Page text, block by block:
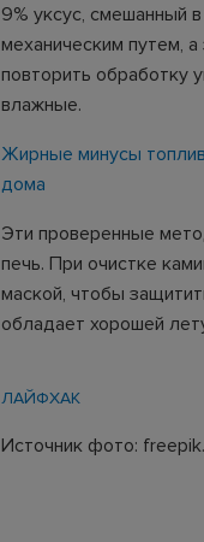
9% уксус, смешанный
механическим путем,
повторить обработку
влажные.
Жирные минусы
дома
Эти проверенные
печь. При очистке
маской, чтобы
обладает хорошей
ЛАЙФХАК
Источник фото: